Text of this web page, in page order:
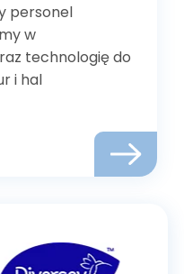
personel
w
technologię do
i hal